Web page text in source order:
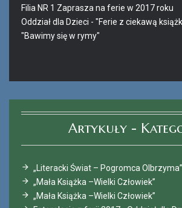
Filia NR 1 Zaprasza na ferie w 2017 roku
Oddział dla Dzieci - "Ferie z ciekawą
"Bawimy się w rymy"
Artykuły -
„Literacki Świat – Pogromca Olbrzyma”
„Mała Książka –Wielki Człowiek”
„Mała Książka –Wielki Człowiek”